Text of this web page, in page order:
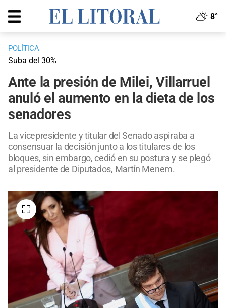
8°
POLÍTICA
Suba del 30%
Ante la presión de Milei, Villarruel
anuló el aumento en la dieta de los
senadores
La vicepresidente y titular del Senado aspiraba a
consensuar la decisión junto a los titulares de los
bloques, sin embargo, cedió en su postura y se plegó
al presidente de Diputados, Martín Menem.